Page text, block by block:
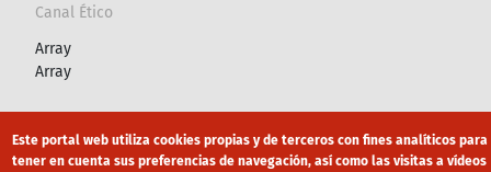
Canal Ético
Array
Array
Canal Ético eduroam Mapa Web
Este portal web utiliza cookies propias y de terceros con fines analíticos para
tener en cuenta sus preferencias de navegación, así como las visitas a vídeos